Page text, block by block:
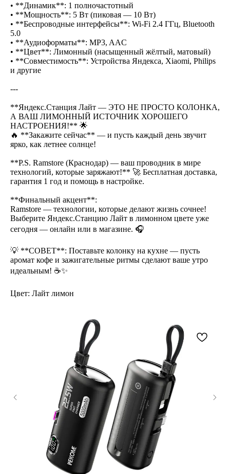
• **Динамик**: 1 полночастотный
• **Мощность**: 5 Вт (пиковая — 10 Вт)
• **Беспроводные интерфейсы**: Wi-Fi 2.4 ГГц, Bluetooth
5.0
• **Аудиоформаты**: MP3, AAC
• **Цвет**: Лимонный (насыщенный жёлтый, матовый)
• **Совместимость**: Устройства Яндекса, Xiaomi, Philips
и другие
---
**Яндекс.Станция Лайт — ЭТО НЕ ПРОСТО КОЛОНКА,
А ВАШ ЛИМОННЫЙ ИСТОЧНИК ХОРОШЕГО
НАСТРОЕНИЯ!** 🌟
🔥 **Закажите сейчас** — и пусть каждый день звучит
ярко, как летнее солнце!
**P.S. Ramstore (Краснодар) — ваш проводник в мире
технологий, которые заряжают!** 🚀 Бесплатная доставка,
гарантия 1 год и помощь в настройке.
**Финальный акцент**:
Ramstore — технологии, которые делают жизнь сочнее!
Выберите Яндекс.Станцию Лайт в лимонном цвете уже
сегодня — онлайн или в магазине. 🎧
💡 **СОВЕТ**: Поставьте колонку на кухне — пусть
аромат кофе и зажигательные ритмы сделают ваше утро
идеальным! ☕✨
Цвет: Лайт лимон